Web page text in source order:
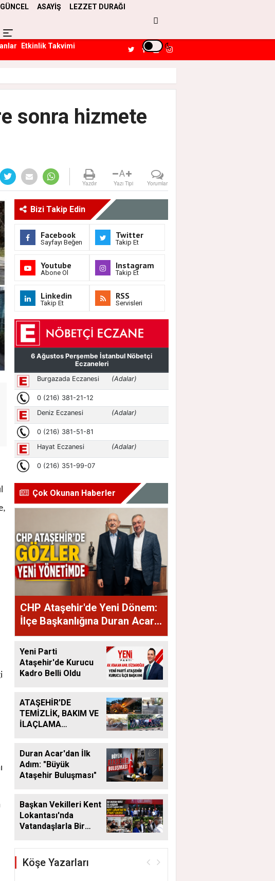
GÜNCEL ASAYİŞ LEZZET DURAĞI
Etkinlik Takvimi
sonra hizmete
Yazdır
A
Yazı Tipi Yorumlar
Bizi Takip Edin
Facebook
Sayfayı Beğen
Twitter
Takip Et
Youtube
Abone Ol
Instagram
Takip Et
Linkedin
Takip Et
RSS
Servisleri
Çok Okunan Haberler
CHP Ataşehir'de Yeni Dönem:
İlçe Başkanlığına Duran Acar
Atandı
Yeni Parti
Ataşehir'de Kurucu
Kadro Belli Oldu
ATAŞEHİR'DE
TEMİZLİK, BAKIM VE
İLAÇLAMA
Duran Acar'dan İlk
Adım: "Büyük
Ataşehir Buluşması"
Başkan Vekilleri Kent
Lokantası'nda
Vatandaşlarla Bir
Köşe Yazarları